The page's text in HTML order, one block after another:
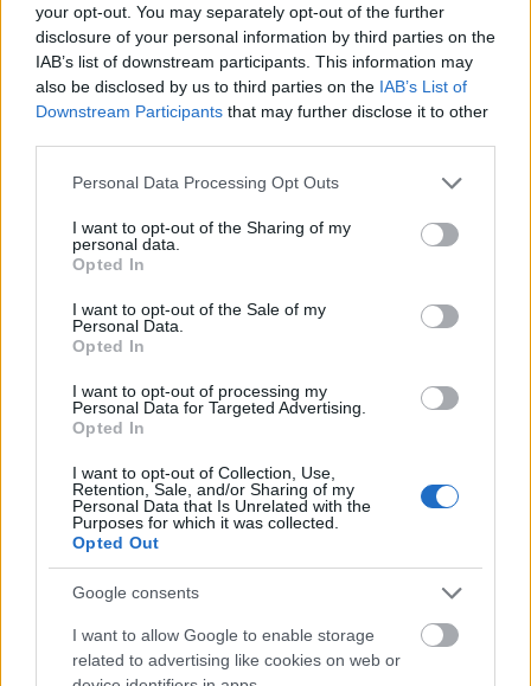
your opt-out. You may separately opt-out of the further
disclosure of your personal information by third parties on the
IAB’s list of downstream participants. This information may
also be disclosed by us to third parties on the IAB’s List of
Downstream Participants that may further disclose it to other
Please note that this website/app uses one or more Google
not limited to your visit or usage behaviour. You may click to
grant or deny consent to Google and its third-party tags to
use your data for below specified purposes in below Google
consent section.
Personal Data Processing Opt Outs
I want to opt-out of the Sharing of my
personal data.
Opted In
I want to opt-out of the Sale of my
Personal Data.
Opted In
I want to opt-out of processing my
Personal Data for Targeted Advertising.
Opted In
I want to opt-out of Collection, Use,
Retention, Sale, and/or Sharing of my
Personal Data that Is Unrelated with the
Purposes for which it was collected.
Opted Out
Google consents
I want to allow Google to enable storage
related to advertising like cookies on web or
"Az opera egy gyönyörű részletébenMarco Polo
mondja: alkotok egy tökéletes várost azoknak a
városoknak a részleteiből, ahol megfordultam" -
előadás színhelye, a pályaudvar bepillantást enged
Los Angeles életébe, annak fényeibe és árnyaiba.
Martin Gimenez,
az opera vezető hangtervezője a
múzeumi audiotúrákból és a fejhallgatós "csöndes
diszkókból" nyert inspirációt, az azonban - mint
elmondta - nem volt kis feladat, hogy egy ilyen nagy
térre, mint az állomás, illetve több száz fős
szolgáltatta: ebbe nemcsak a fejhallgatók tartoztak
bele, hanem a teljes zsinór nélküli hangrendszer
biztosítása az egész állomáson, tehát a közönség
akármerre mehet az épületben, mindenütt tökéletes
a hangzás.
Az opera énekesei és a táncosok szintén fejhallgatót